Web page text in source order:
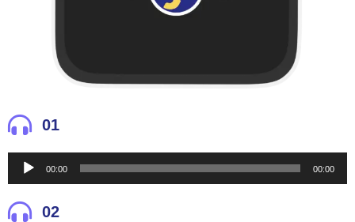
01
Reproductor
de
audio
00:00 00:00
02